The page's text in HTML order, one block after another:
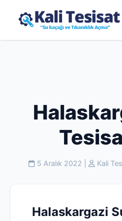
5 Aralık 2022 Kali
Halaskargazi